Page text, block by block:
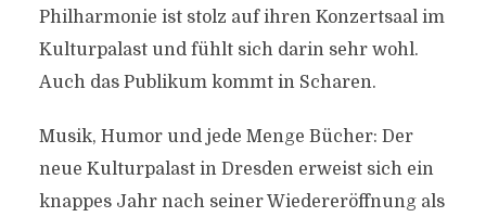
Philharmonie ist stolz auf ihren Konzertsaal im
Kulturpalast und fühlt sich darin sehr wohl.
Auch das Publikum kommt in Scharen.
Musik, Humor und jede Menge Bücher: Der
neue Kulturpalast in Dresden erweist sich ein
knappes Jahr nach seiner Wiedereröffnung als